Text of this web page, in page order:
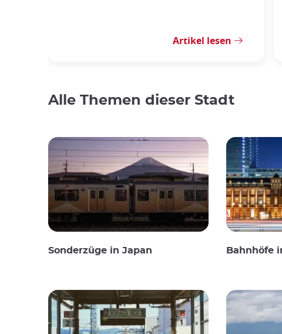
Artikel lesen
Alle Themen dieser Stadt
Sonderzüge in Japan Bahnhöfe